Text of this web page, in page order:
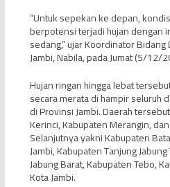
“Untuk sepekan ke depan,
berpotensi terjadi hujan dengan
sedang,” ujar Koordinator
Jambi, Nabila, pada Jumat (5/12/
Hujan ringan hingga lebat
secara merata di hampir seluruh
di Provinsi Jambi. Daerah
Kerinci, Kabupaten Merangin,
Selanjutnya yakni Kabupaten
Jambi, Kabupaten Tanjung
Jabung Barat, Kabupaten Tebo,
Kota Jambi.